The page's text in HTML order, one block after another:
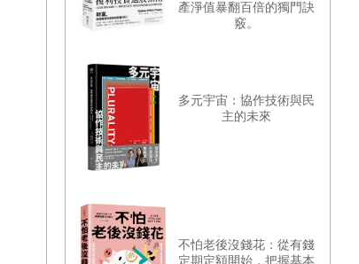
產淨值暴翻百倍的獨門訣
竅。
多元宇宙：協作技術與民
主的未來
不怕老後沒錢花：從有錢
定期定額開始，把握基本